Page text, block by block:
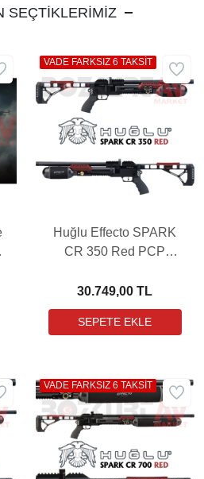
SEÇTİKLERİMİZ
Huğlu Effecto SPARK
CR 350 Red PCP
30.749,00 TL
VADE FARKSIZ 6 TAKSİT
VADE FARKSIZ 6 TAKSİT